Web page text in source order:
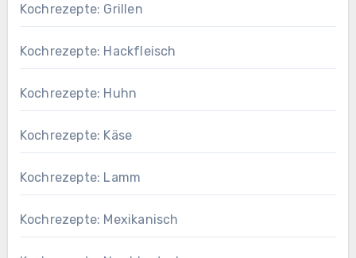
Kochrezepte: Grillen
Kochrezepte: Hackfleisch
Kochrezepte: Huhn
Kochrezepte: Käse
Kochrezepte: Lamm
Kochrezepte: Mexikanisch